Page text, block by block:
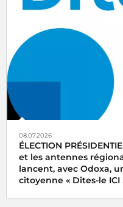
08.07.2026
ÉLECTION
et les antennes
lancent, avec Odoxa,
citoyenne « Dites-le ICI